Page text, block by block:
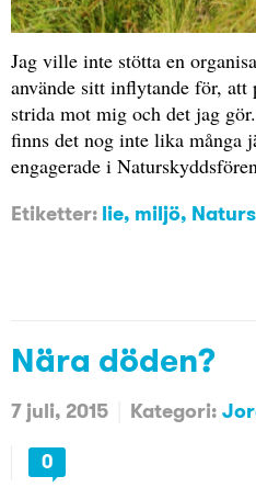
Jag ville inte stötta en
använde sitt inflytande för, att
strida mot mig och det jag
finns det nog inte lika många
engagerade i
Etiketter: lie, miljö,
Nära döden?
7 juli, 2015 Kategori:
0